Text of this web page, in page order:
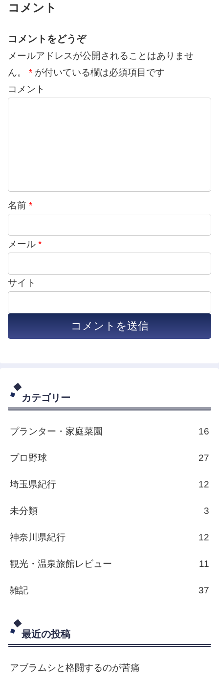
コメント
コメントをどうぞ
メールアドレスが公開されることはありませ
ん。
* が付いている欄は必須項目です
コメント
名前 *
メール *
サイト
カテゴリー
プランター・家庭菜園 16
プロ野球 27
埼玉県紀行 12
未分類 3
神奈川県紀行 12
観光・温泉旅館レビュー 11
雑記 37
最近の投稿
アブラムシと格闘するのが苦痛